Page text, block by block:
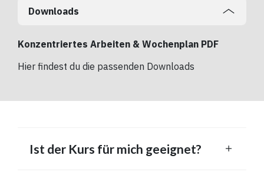
Downloads
Konzentriertes Arbeiten & Wochenplan PDF
Hier findest du die passenden Downloads
Ist der Kurs für mich geeignet?